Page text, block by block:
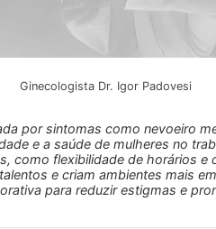
Ginecologista Dr. Igor Padovesi
por sintomas como nevoeiro
e a saúde de mulheres no
como flexibilidade de horários e
e criam ambientes mais
para reduzir estigmas e